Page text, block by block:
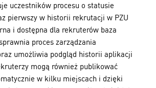
uczestników procesu o statusie
pierwszy w historii rekrutacji w PZU
i dostępna dla rekruterów baza
proces zarządzania
umożliwia podgląd historii aplikacji
mogą również publikować
w kilku miejscach i dzięki